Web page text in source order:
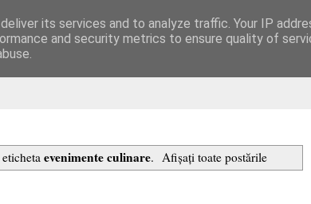
evenimente culinare. Afișați toate postările
its services and to analyze traffic. Your IP
and security metrics to ensure quality of